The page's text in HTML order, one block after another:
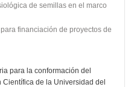
de semillas en el marco
financiación de proyectos de
para la conformación del
de la Universidad del